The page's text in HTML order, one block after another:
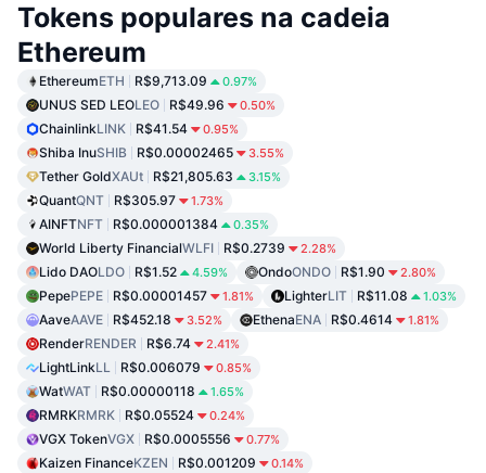
Tokens populares na cadeia
Ethereum
EthereumETH R$9,713.09 0.97%
UNUS SED LEOLEO R$49.96 0.50%
ChainlinkLINK R$41.54 0.95%
Shiba InuSHIB R$0.00002465 3.55%
Tether GoldXAUt R$21,805.63 3.15%
QuantQNT R$305.97 1.73%
AINFTNFT R$0.000001384 0.35%
World Liberty FinancialWLFI R$0.2739 2.28%
Lido DAOLDO R$1.52 4.59% OndoONDO R$1.90 2.80%
PepePEPE R$0.00001457 1.81% LighterLIT R$11.08 1.03%
AaveAAVE R$452.18 3.52% EthenaENA R$0.4614 1.81%
RenderRENDER R$6.74 2.41%
LightLinkLL R$0.006079 0.85%
WatWAT R$0.00000118 1.65%
RMRKRMRK R$0.05524 0.24%
VGX TokenVGX R$0.0005556 0.77%
Kaizen FinanceKZEN R$0.001209 0.14%